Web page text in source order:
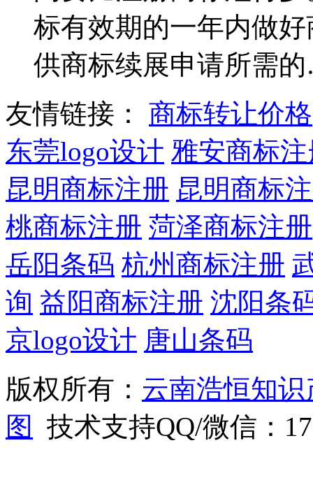
标有效期的一年内做
供商标续展申请所需
友情链接： 商标转让价格
东莞logo设计 雅安商标
昆明商标注册 昆明商标
桃商标注册 菏泽商标注册
岳阳条码 杭州商标注册
询 益阳商标注册 沈阳条
京logo设计 唐山条码
版权所有： 云南浩恒知
图
技术支持QQ/微信：